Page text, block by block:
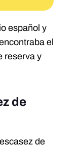
español y
el
reserva y
de
de